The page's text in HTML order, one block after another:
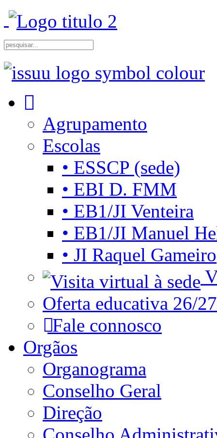
Agrupamento
Escolas
• ESSCP (sede)
• EBI D. FMM
• EB1/JI Venteira
• EB1/JI Manuel
• JI Raquel Gameiro
Oferta educativa 26/27
Fale connosco
Orgãos
Organograma
Conselho Geral
Direção